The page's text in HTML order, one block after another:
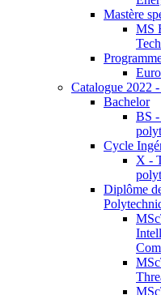
Mastère
MS
Catalogue 2022
Bachelor
BS
Cycle
X -
Diplôme